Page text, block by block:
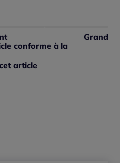
Grand
conforme à la
article